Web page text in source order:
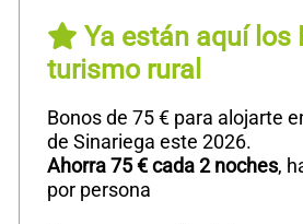
Ya están aquí los
turismo rural
Bonos de 75 € para alojarte
de Sinariega este 2026.
Ahorra 75 € cada 2 noches,
por persona